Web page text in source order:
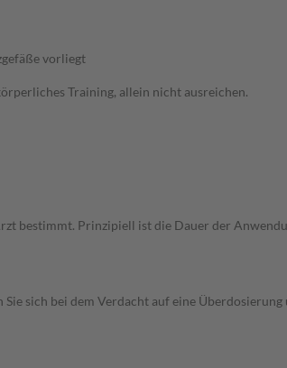
vorliegt
Training, allein nicht ausreichen.
bestimmt. Prinzipiell ist die Dauer der
sich bei dem Verdacht auf eine